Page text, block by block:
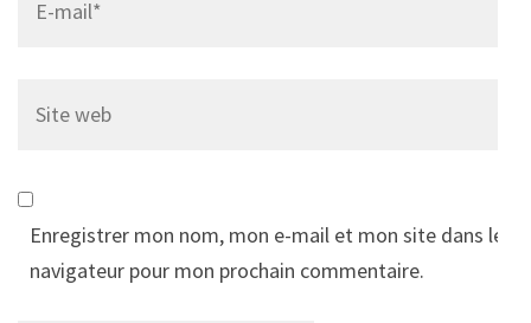
web
Enregistrer mon nom, mon e-mail et mon site dans le
navigateur pour mon prochain commentaire.